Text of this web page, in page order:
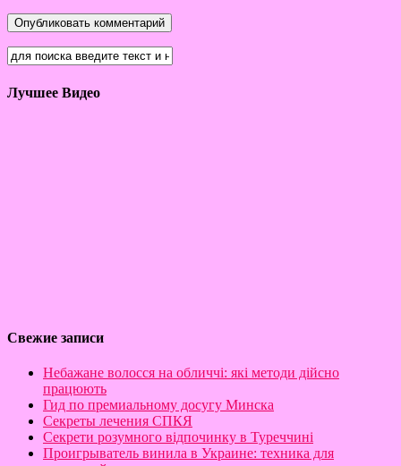
Лучшее Видео
Свежие записи
Небажане волосся на обличчі: які методи дійсно
працюють
Гид по премиальному досугу Минска
Секреты лечения СПКЯ
Секрети розумного відпочинку в Туреччині
Проигрыватель винила в Украине: техника для